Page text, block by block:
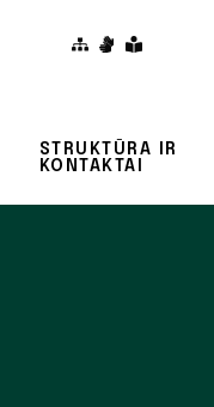
STRUKTŪRA IR
KONTAKTAI